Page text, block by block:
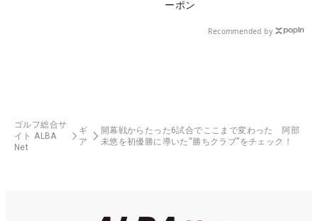
ーポン
Recommended by
ゴルフ総合サ
イト ALBA
Net
ギ
ア
開幕戦からたった6試合でここまで変わった 阿部
未悠を初優勝に導いた“勝ちクラブ”をチェック！